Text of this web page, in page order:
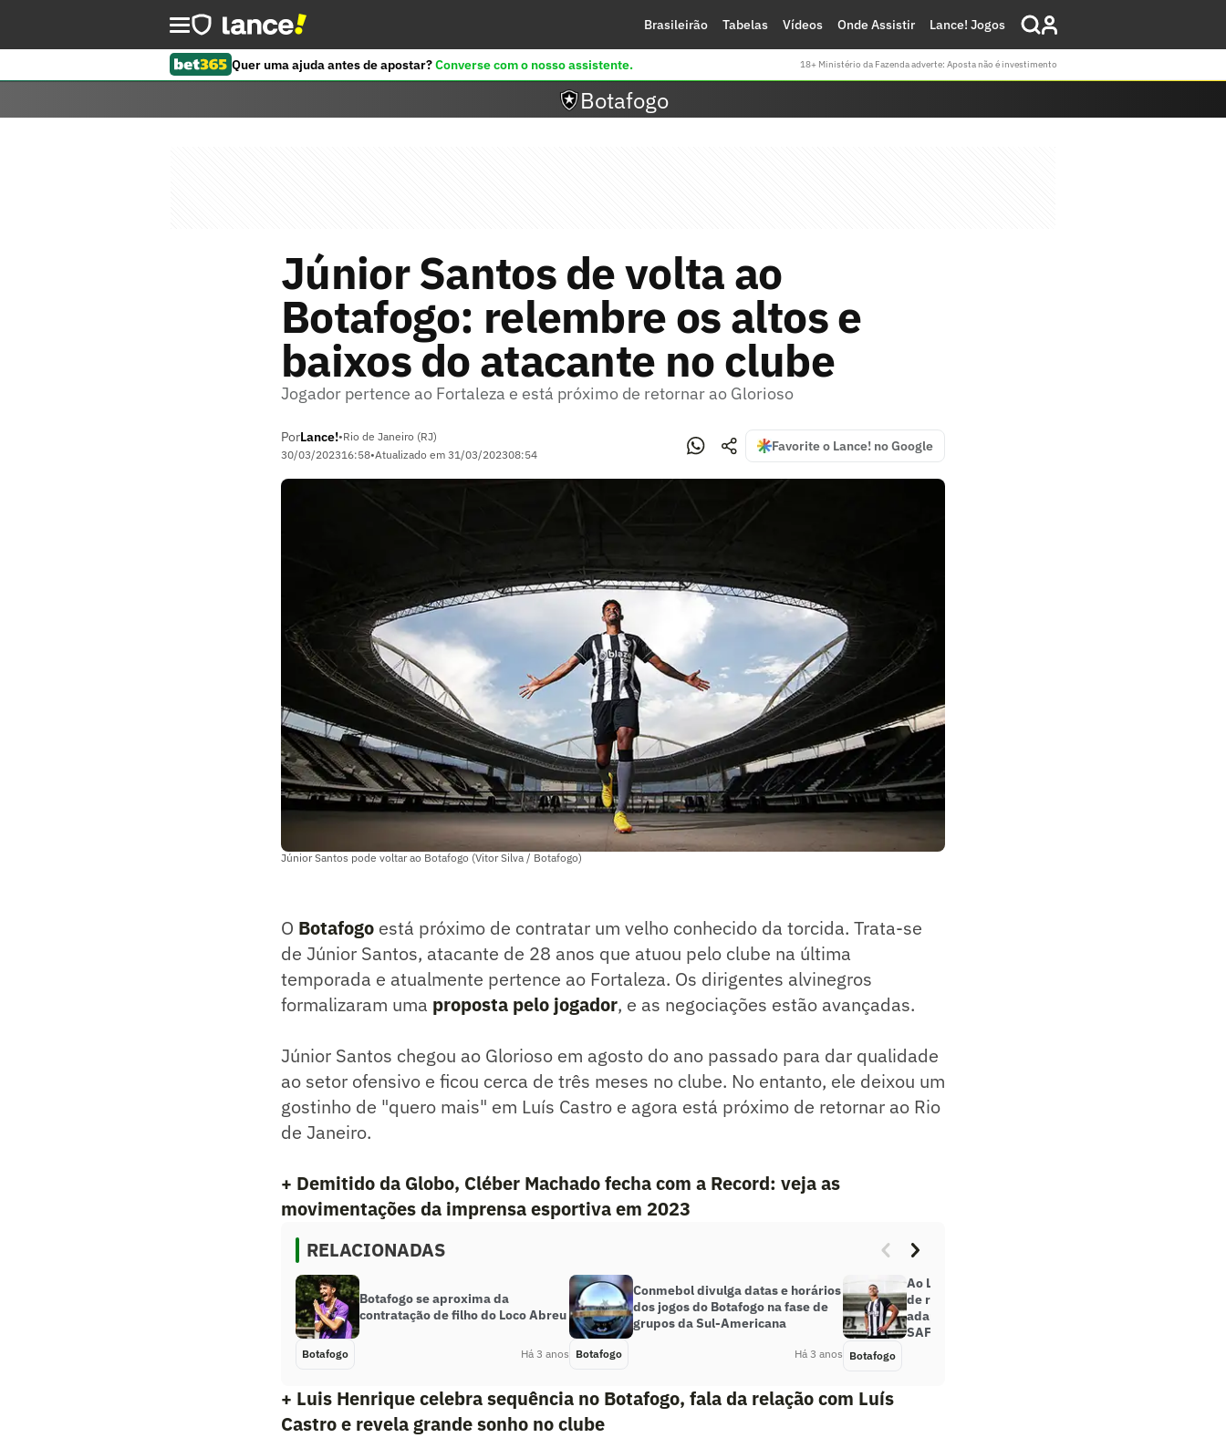
Brasileirão Tabelas Vídeos Onde Assistir Lance! Jogos
Quer uma ajuda antes de apostar?Converse com o nosso assistente. 18+ Ministério da Fazenda adverte: Aposta não é investimento
Botafogo
Júnior Santos de volta ao
Botafogo: relembre os altos e
baixos do atacante no clube
Jogador pertence ao Fortaleza e está próximo de retornar ao Glorioso
PorLance!•Rio de Janeiro (RJ)
30/03/202316:58•Atualizado em 31/03/202308:54
Favorite o Lance! no Google
Júnior Santos pode voltar ao Botafogo (Vitor Silva / Botafogo)
O Botafogo está próximo de contratar um velho conhecido da torcida. Trata-se
de Júnior Santos, atacante de 28 anos que atuou pelo clube na última
temporada e atualmente pertence ao Fortaleza. Os dirigentes alvinegros
formalizaram uma proposta pelo jogador, e as negociações estão avançadas.
Júnior Santos chegou ao Glorioso em agosto do ano passado para dar qualidade
ao setor ofensivo e ficou cerca de três meses no clube. No entanto, ele deixou um
gostinho de "quero mais" em Luís Castro e agora está próximo de retornar ao Rio
de Janeiro.
+ Demitido da Globo, Cléber Machado fecha com a Record: veja as
movimentações da imprensa esportiva em 2023
RELACIONADAS
Botafogo se aproxima da
contratação de filho do Loco Abreu
Botafogo Há 3 anos
Conmebol divulga datas e horários
dos jogos do Botafogo na fase de
grupos da Sul-Americana
Botafogo Há 3 anos
Ao L!, Luis Henrique revela motivo
de retorno ao Botafogo, fala sobre
adaptação e elogia trabalho da
SAF
Botafogo
+ Luis Henrique celebra sequência no Botafogo, fala da relação com Luís
Castro e revela grande sonho no clube